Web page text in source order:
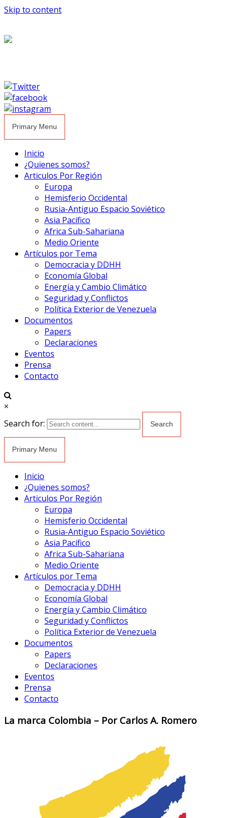
Skip to content
Primary Menu
Inicio
¿Quienes somos?
Articulos Por Región
Europa
Hemisferio Occidental
Rusia-Antiguo Espacio Soviético
Asia Pacífico
Africa Sub-Sahariana
Medio Oriente
Artículos por Tema
Democracia y DDHH
Economía Global
Energía y Cambio Climático
Seguridad y Conflictos
Política Exterior de Venezuela
Documentos
Papers
Declaraciones
Eventos
Prensa
Contacto
×
Search for:
Primary Menu
Inicio
¿Quienes somos?
Articulos Por Región
Europa
Hemisferio Occidental
Rusia-Antiguo Espacio Soviético
Asia Pacífico
Africa Sub-Sahariana
Medio Oriente
Artículos por Tema
Democracia y DDHH
Economía Global
Energía y Cambio Climático
Seguridad y Conflictos
Política Exterior de Venezuela
Documentos
Papers
Declaraciones
Eventos
Prensa
Contacto
La marca Colombia – Por Carlos A. Romero